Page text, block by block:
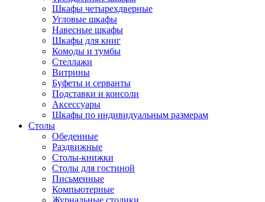
Шкафы четырехдверные
Угловые шкафы
Навесные шкафы
Шкафы для книг
Комоды и тумбы
Стеллажи
Витрины
Буфеты и серванты
Подставки и консоли
Аксессуары
Шкафы по индивидуальным размерам
Столы
Обеденные
Раздвижные
Столы-книжки
Столы для гостиной
Письменные
Компьютерные